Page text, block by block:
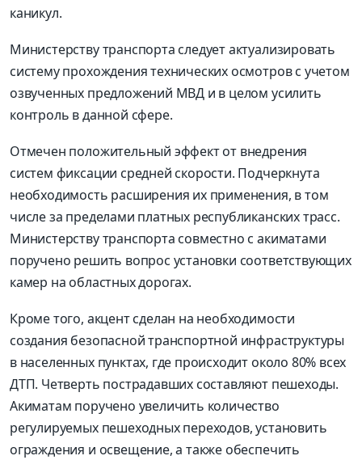
каникул.
Министерству транспорта следует актуализировать
систему прохождения технических осмотров с учетом
озвученных предложений МВД и в целом усилить
контроль в данной сфере.
Отмечен положительный эффект от внедрения
систем фиксации средней скорости. Подчеркнута
необходимость расширения их применения, в том
числе за пределами платных республиканских трасс.
Министерству транспорта совместно с акиматами
поручено решить вопрос установки соответствующих
камер на областных дорогах.
Кроме того, акцент сделан на необходимости
создания безопасной транспортной инфраструктуры
в населенных пунктах, где происходит около 80% всех
ДТП. Четверть пострадавших составляют пешеходы.
Акиматам поручено увеличить количество
регулируемых пешеходных переходов, установить
ограждения и освещение, а также обеспечить